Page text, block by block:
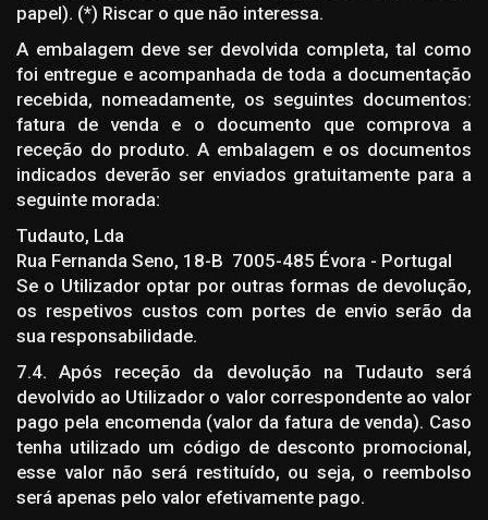
papel). (*) Riscar o que não interessa.
A embalagem deve ser devolvida completa, tal como
foi entregue e acompanhada de toda a documentação
recebida, nomeadamente, os seguintes documentos:
fatura de venda e o documento que comprova a
receção do produto. A embalagem e os documentos
indicados deverão ser enviados gratuitamente para a
seguinte morada:
Tudauto, Lda
Rua Fernanda Seno, 18-B 7005-485 Évora - Portugal
Se o Utilizador optar por outras formas de devolução,
os respetivos custos com portes de envio serão da
sua responsabilidade.
7.4. Após receção da devolução na Tudauto será
devolvido ao Utilizador o valor correspondente ao valor
pago pela encomenda (valor da fatura de venda). Caso
tenha utilizado um código de desconto promocional,
esse valor não será restituído, ou seja, o reembolso
será apenas pelo valor efetivamente pago.